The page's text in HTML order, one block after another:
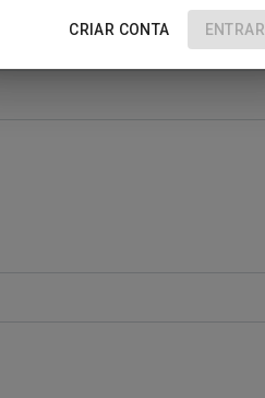
CRIAR CONTA ENTRAR